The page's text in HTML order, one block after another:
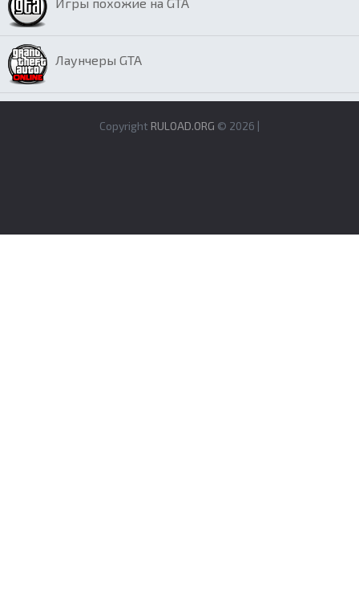
Лаунчеры GTA
Copyright RULOAD.ORG © 2026 |